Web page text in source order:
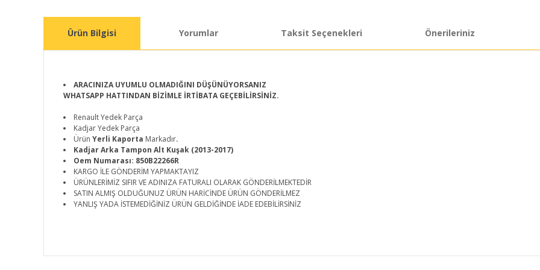
Ürün Bilgisi Yorumlar Taksit Seçenekleri Önerileriniz
ARACINIZA UYUMLU OLMADIĞINI DÜŞÜNÜYORSANIZ
WHATSAPP HATTINDAN BİZİMLE İRTİBATA GEÇEBİLİRSİNİZ.
Renault Yedek Parça
Kadjar Yedek Parça
Ürün Yerli Kaporta Markadır.
Kadjar Arka Tampon Alt Kuşak (2013-2017)
Oem Numarası: 850B22266R
KARGO İLE GÖNDERİM YAPMAKTAYIZ
ÜRÜNLERİMİZ SIFIR VE ADINIZA FATURALI OLARAK GÖNDERİLMEKTEDİR
SATIN ALMIŞ OLDUĞUNUZ ÜRÜN HARİCİNDE ÜRÜN GÖNDERİLMEZ
YANLIŞ YADA İSTEMEDİĞİNİZ ÜRÜN GELDİĞİNDE İADE EDEBİLİRSİNİZ